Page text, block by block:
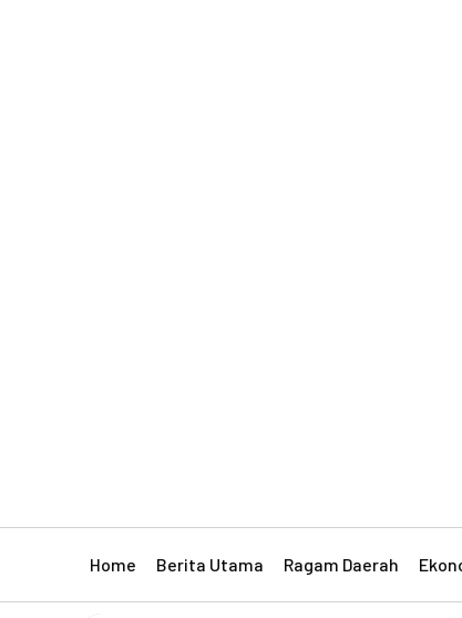
Home Berita Utama Ragam Daerah